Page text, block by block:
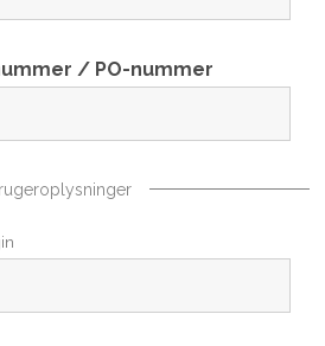
/ PO-nummer